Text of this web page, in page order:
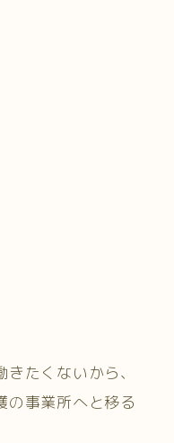
たくないから、
の事業所へと移る